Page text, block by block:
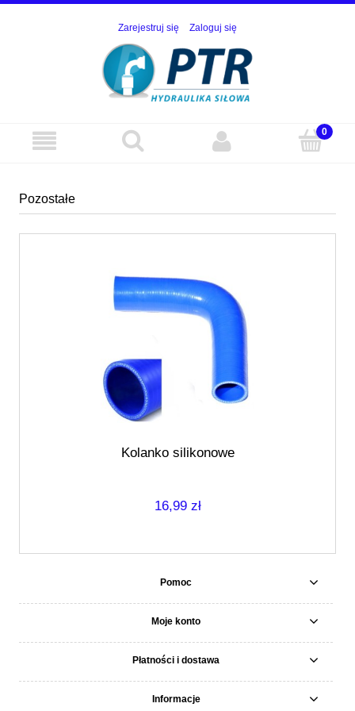
Zarejestruj się Zaloguj się
Pozostałe
Kolanko silikonowe
16,99 zł
Pomoc
Moje konto
Płatności i dostawa
Informacje